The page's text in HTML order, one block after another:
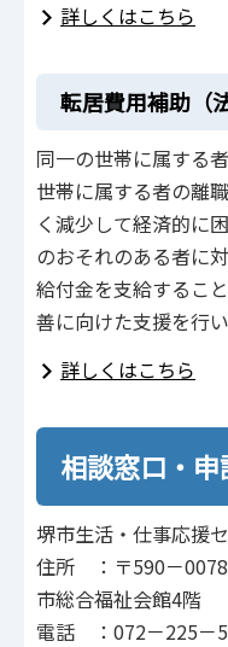
詳しくはこちら
転居費用補助（
同一の世帯に属する
世帯に属する者の離
く減少して経済的に
のおそれのある者に
給付金を支給するこ
善に向けた支援を行い
詳しくはこちら
相談窓口・申
堺市生活・仕事応援
住所 ：〒590－
市総合福祉会館4階
電話 ：072－225－